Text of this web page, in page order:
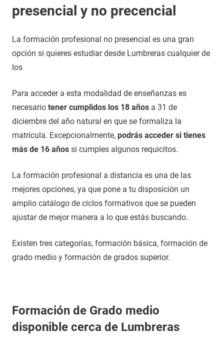
presencial y no precencial
La formación profesional no presencial es una gran
opción si quieres estudiar desde Lumbreras cualquier de
los
Para acceder a esta modalidad de enseñanzas es
necesario tener cumplidos los 18 años a 31 de
diciembre del año natural en que se formaliza la
matrícula. Excepcionalmente, podrás acceder si tienes
más de 16 años si cumples algunos requicitos.
La formación profesional a distancia es una de las
mejores opciones, ya que pone a tu disposición un
amplio catálogo de ciclos formativos que se pueden
ajustar de mejor manera a lo que estás buscando.
Existen tres categorías, formación básica, formación de
grado medio y formación de grados superior.
Formación de Grado medio
disponible cerca de Lumbreras